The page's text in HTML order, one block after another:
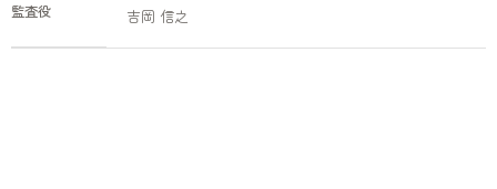
監査役 吉岡 信之